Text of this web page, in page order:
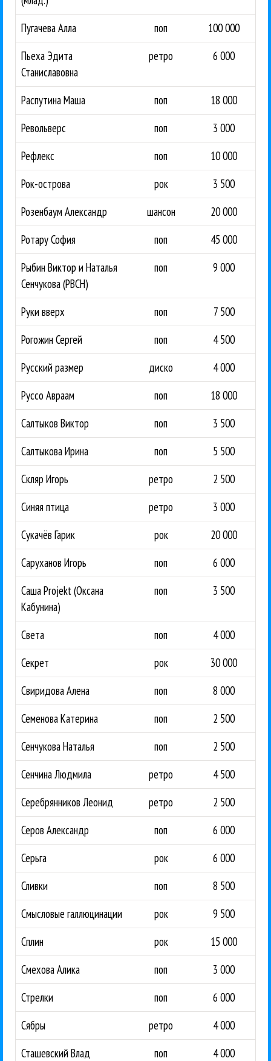
Пугачева Алла поп
100 000
Пьеха Эдита
Станиславовна
ретро 6 000
Распутина Маша поп
18 000
Револьверс
поп
3 000
Рефлекс
поп
10 000
Рок-острова
рок
3 500
Розенбаум Александр
шансон
20 000
Ротару София
поп
45 000
Рыбин Виктор и Наталья
Сенчукова (РВСН)
поп 9 000
Руки вверх поп
7 500
Рогожин Сергей
поп
4 500
Русский размер
диско
4 000
Руссо Авраам
поп
18 000
Салтыков Виктор
поп
3 500
Салтыкова Ирина
поп
5 500
Скляр Игорь
ретро
2 500
Синяя птица
ретро
3 000
Сукачёв Гарик
рок
20 000
Саруханов Игорь
поп
6 000
Саша Projekt (Оксана
Кабунина)
поп 3 500
Света поп
4 000
Секрет
рок
30 000
Свиридова Алена
поп
8 000
Семенова Катерина
поп
2 500
Сенчукова Наталья
поп
2 500
Сенчина Людмила
ретро
4 500
Серебрянников Леонид
ретро
2 500
Серов Александр
поп
6 000
Серьга
рок
6 000
Сливки
поп
8 500
Смысловые галлюцинации
рок
9 500
Сплин
рок
15 000
Смехова Алика
поп
3 000
Стрелки
поп
6 000
Сябры
ретро
4 000
Сташевский Влад
поп 4 000